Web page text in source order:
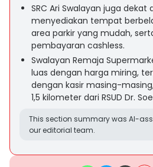
SRC Ari Swalayan juga
menyediakan tempat
area parkir yang mudah,
pembayaran cashless.
Swalayan Remaja
luas dengan harga miring,
dengan kasir masing-
1,5 kilometer dari RSUD Dr.
This section summary was AI-
our editorial team.